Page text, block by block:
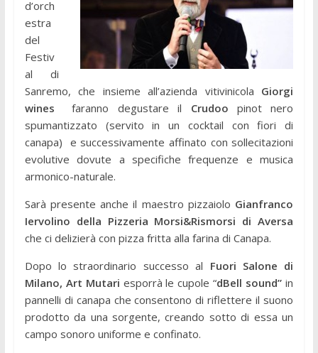
d’orch
estra
del
Festiv
al di
Sanremo, che insieme all’azienda vitivinicola Giorgi
wines faranno degustare il Crudoo pinot nero
spumantizzato (servito in un cocktail con fiori di
canapa) e successivamente affinato con sollecitazioni
evolutive dovute a specifiche frequenze e musica
armonico-naturale.
Sarà presente anche il maestro pizzaiolo Gianfranco
Iervolino della Pizzeria Morsi&Rismorsi di Aversa
che ci delizierà con pizza fritta alla farina di Canapa.
Dopo lo straordinario successo al Fuori Salone di
Milano, Art Mutari esporrà le cupole “dBell sound” in
pannelli di canapa che consentono di riflettere il suono
prodotto da una sorgente, creando sotto di essa un
campo sonoro uniforme e confinato.